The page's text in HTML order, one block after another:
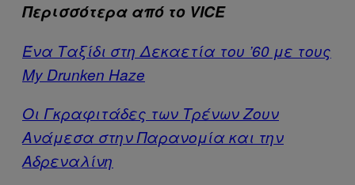
Περισσότερα από το VICE
Ένα Ταξίδι στη Δεκαετία του ’60 με τους
My Drunken Haze
Οι Γκραφιτάδες των Τρένων Ζουν
Ανάμεσα στην Παρανομία και την
Αδρεναλίνη